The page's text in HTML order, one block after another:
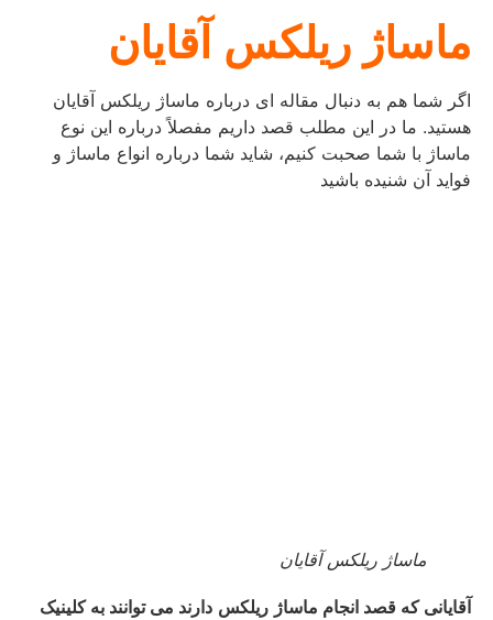
ماساژ ریلکس آقایان
اگر شما هم به دنبال مقاله ای درباره ماساژ ریلکس آقایان
هستید. ما در این مطلب قصد داریم مفصلاً درباره این نوع
ماساژ با شما صحبت کنیم، شاید شما درباره انواع ماساژ و
فواید آن شنیده باشید
ماساژ ریلکس آقایان
آقایانی که قصد انجام ماساژ ریلکس دارند می توانند به کلینیک